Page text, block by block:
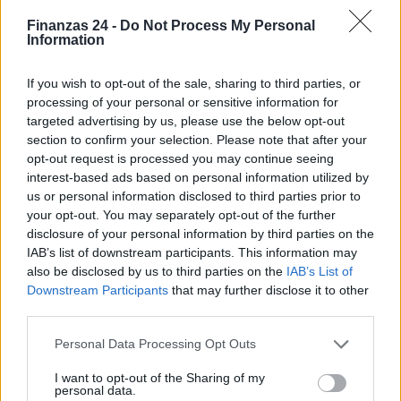
Finanzas 24 - Do Not Process My Personal
Information
If you wish to opt-out of the sale, sharing to third parties, or
processing of your personal or sensitive information for
targeted advertising by us, please use the below opt-out
section to confirm your selection. Please note that after your
opt-out request is processed you may continue seeing
interest-based ads based on personal information utilized by
us or personal information disclosed to third parties prior to
your opt-out. You may separately opt-out of the further
disclosure of your personal information by third parties on the
IAB’s list of downstream participants. This information may
also be disclosed by us to third parties on the IAB’s List of
Downstream Participants that may further disclose it to other
Please note that this website/app uses one or more Google
not limited to your visit or usage behaviour. You may click to
grant or deny consent to Google and its third-party tags to
Personal Data Processing Opt Outs
I want to opt-out of the Sharing of my
personal data.
Sigue leyendo
CRIPTOMONEDAS